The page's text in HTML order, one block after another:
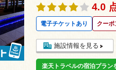
4.0
電子チケットあり クーポ
施設情報を見る
楽天トラベルの宿泊プラン